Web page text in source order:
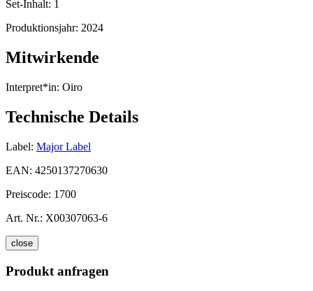
Set-Inhalt: 1
Produktionsjahr: 2024
Mitwirkende
Interpret*in: Oiro
Technische Details
Label: Major Label
EAN: 4250137270630
Preiscode: 1700
Art. Nr.: X00307063-6
close
Produkt anfragen